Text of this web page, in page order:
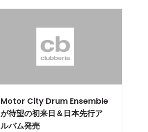
Motor City Drum Ensemble
が待望の初来日＆日本先行ア
ルバム発売